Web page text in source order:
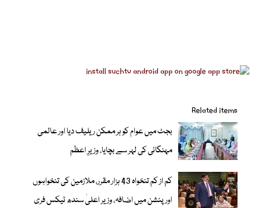
Related items
بجٹ میں عوام کو ہر ممکن ریلیف دیا اور عالمی
مہنگائی کی لہر سے بچایا، وزیرِ اعظم
کم از کم تنخواہ 43 ہزار مقرر، ملازمین کی تنخواہوں
اور پنشن میں اضافہ، وزیر اعلیٰ سندھ ٹیکس فری